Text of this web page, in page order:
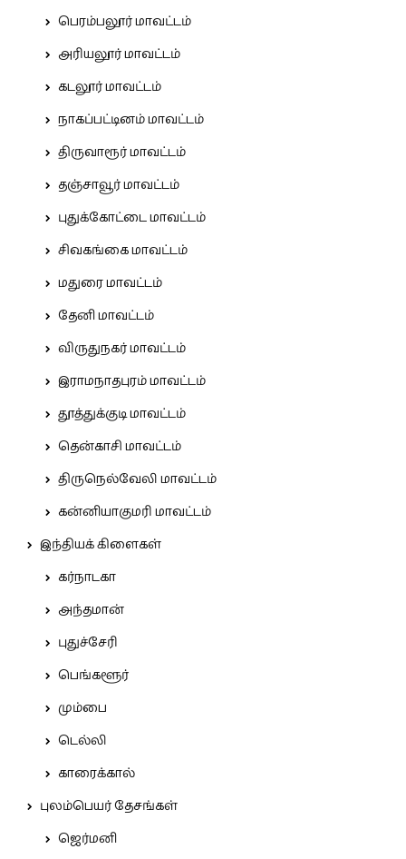
பெரம்பலூர் மாவட்டம்
அரியலூர் மாவட்டம்
கடலூர் மாவட்டம்
நாகப்பட்டினம் மாவட்டம்
திருவாரூர் மாவட்டம்
தஞ்சாவூர் மாவட்டம்
புதுக்கோட்டை மாவட்டம்
சிவகங்கை மாவட்டம்
மதுரை மாவட்டம்
தேனி மாவட்டம்
விருதுநகர் மாவட்டம்
இராமநாதபுரம் மாவட்டம்
தூத்துக்குடி மாவட்டம்
தென்காசி மாவட்டம்
திருநெல்வேலி மாவட்டம்
கன்னியாகுமரி மாவட்டம்
இந்தியக் கிளைகள்
கர்நாடகா
அந்தமான்
புதுச்சேரி
பெங்களூர்
மும்பை
டெல்லி
காரைக்கால்
புலம்பெயர் தேசங்கள்
ஜெர்மனி